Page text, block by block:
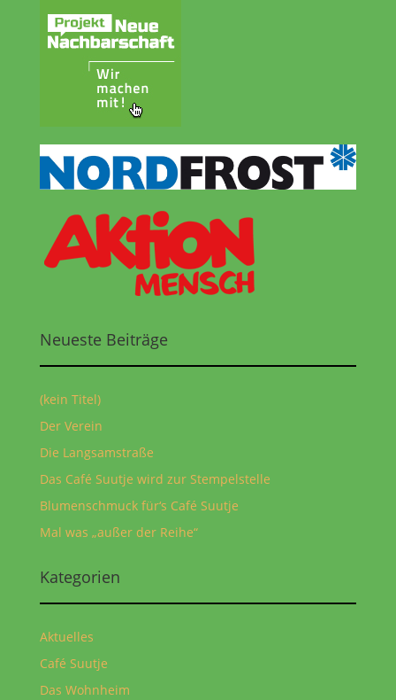
Neueste Beiträge
(kein Titel)
Der Verein
Die Langsamstraße
Das Café Suutje wird zur Stempelstelle
Blumenschmuck für‘s Café Suutje
Mal was „außer der Reihe“
Kategorien
Aktuelles
Café Suutje
Das Wohnheim